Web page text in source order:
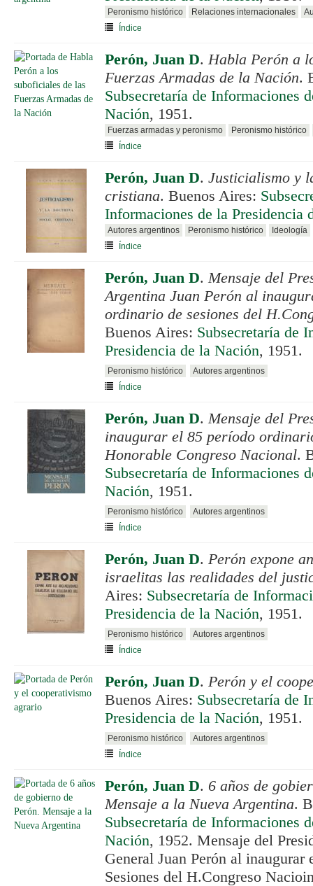
Peronismo histórico Relaciones internacionales
Índice
Perón, Juan D. Habla Perón a
Fuerzas Armadas de la Nación.
Subsecretaría de Informaciones
Nación, 1951.
Fuerzas armadas y peronismo
Peronismo histórico
Índice
Perón, Juan D. Justicialismo y
cristiana. Buenos Aires:
Informaciones de la Presidencia
Autores argentinos Peronismo histórico
Ideología
Índice
Perón, Juan D. Mensaje del
Argentina Juan Perón al
ordinario de sesiones del
Buenos Aires: Subsecretaría de
Presidencia de la Nación, 1951.
Peronismo histórico
Autores argentinos
Índice
Perón, Juan D. Mensaje del
inaugurar el 85 período
Honorable Congreso Nacional.
Subsecretaría de Informaciones
Nación, 1951.
Peronismo histórico
Autores argentinos
Índice
Perón, Juan D. Perón expone
israelitas las realidades del
Aires: Subsecretaría de
Presidencia de la Nación, 1951.
Peronismo histórico
Autores argentinos
Índice
Perón, Juan D. Perón y el
Buenos Aires: Subsecretaría de
Presidencia de la Nación, 1951.
Peronismo histórico
Autores argentinos
Índice
Perón, Juan D. 6 años de
Mensaje a la Nueva Argentina.
Subsecretaría de Informaciones
Nación, 1952. Mensaje del
General Juan Perón al inaugurar
Sesiones del H.Congreso